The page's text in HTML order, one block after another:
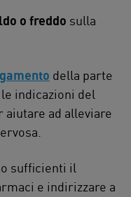
o freddo sulla
della parte
indicazioni del
ad alleviare
sufficienti il
e indirizzare a